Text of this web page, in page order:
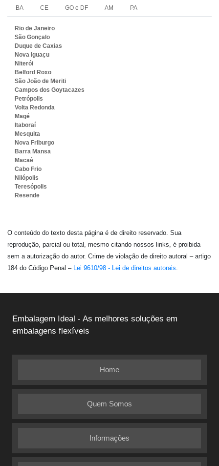
BA CE GO e DF AM PA
Rio de Janeiro
São Gonçalo
Duque de Caxias
Nova Iguaçu
Niterói
Belford Roxo
São João de Meriti
Campos dos Goytacazes
Petrópolis
Volta Redonda
Magé
Itaboraí
Mesquita
Nova Friburgo
Barra Mansa
Macaé
Cabo Frio
Nilópolis
Teresópolis
Resende
O conteúdo do texto desta página é de direito reservado. Sua
reprodução, parcial ou total, mesmo citando nossos links, é proibida
sem a autorização do autor. Crime de violação de direito autoral – artigo
184 do Código Penal – Lei 9610/98 - Lei de direitos autorais.
Embalagem Ideal - As melhores soluções em
embalagens flexíveis
Home
Quem Somos
Informações